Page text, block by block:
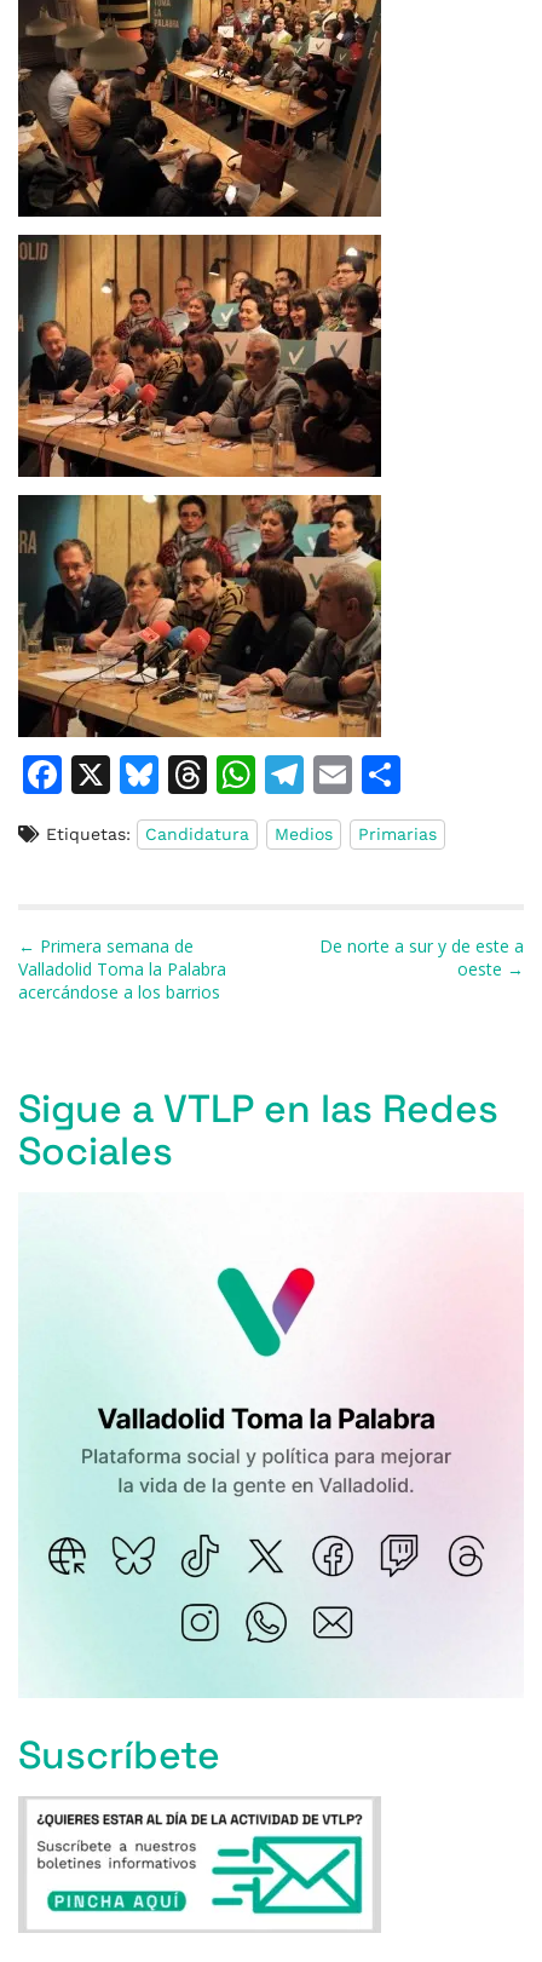
F
c
o
o
X
Bl
u
e
y
T
h
re
s
W
h
at
T
el
e
a
m
E
m
ai
o
m
ti
Etiquetas: Candidatura Medios Primarias
Navegación de entradas
← Primera semana de
Valladolid Toma la Palabra
acercándose a los barrios
De norte a sur y de este a
oeste →
Sigue a VTLP en las Redes
Sociales
Suscríbete